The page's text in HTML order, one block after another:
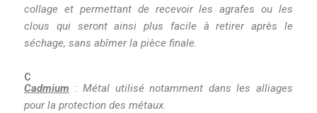
collage et permettant de recevoir les agrafes ou les
clous qui seront ainsi plus facile à retirer après le
séchage, sans abîmer la pièce finale.
C
Cadmium : Métal utilisé notamment dans les alliages
pour la protection des métaux.